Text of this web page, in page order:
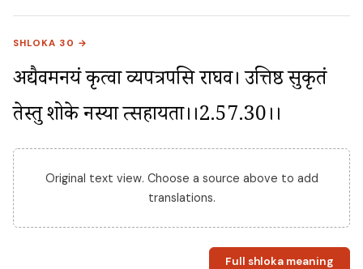
SHLOKA 30 →
अद्यैवमनयं कृत्वा व्यपत्रपसि राघव। उत्तिष्ठ सुकृतं
तेस्तु शोके नस्या त्सहायता।।2.57.30।।
Original text view. Choose a source above to add
translations.
Full shloka meaning